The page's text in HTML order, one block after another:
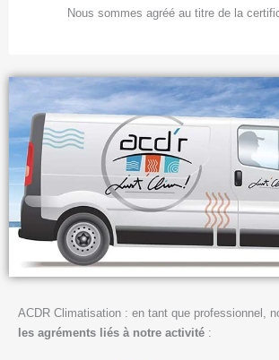
Nous sommes agréé au titre de la
ACDR Climatisation : en tant que professionnel,
les agréments liés à notre activité :